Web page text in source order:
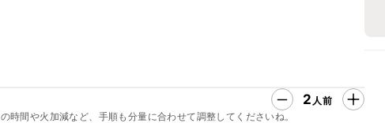
2 人前
時間や火加減など、手順も分量に合わせて調整してくださいね。